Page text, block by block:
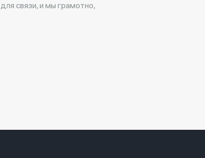
связи, и мы грамотно,